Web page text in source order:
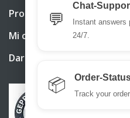
Productos
Mi cuenta
DarkBull TrendStore
💬
Chat-
Instant
24/7.
📦 Order-
Track your